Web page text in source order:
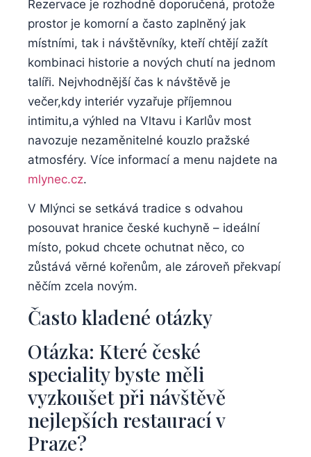
Rezervace je rozhodně doporučená,‌ protože
prostor je‍ komorní a často zaplněný jak
⁤místními, ⁢tak i‌ návštěvníky, ⁣kteří chtějí zažít
‍kombinaci historie a nových chutí na ⁤jednom
talíři. Nejvhodnější čas k návštěvě je‍
večer,kdy interiér vyzařuje ‌příjemnou
intimitu,a výhled na Vltavu i Karlův⁢ most‌
navozuje nezaměnitelné kouzlo ⁣pražské
⁢atmosféry. Více​ informací ​a menu najdete na‌
mlynec.cz.
V Mlýnci ‍se setkává tradice s odvahou
⁣posouvat hranice české⁣ kuchyně⁤ – ideální​
místo, pokud chcete ochutnat‍ něco, co
zůstává věrné kořenům, ale zároveň překvapí
něčím zcela novým. ​
Často kladené otázky
Otázka: ⁢Které české
speciality byste⁤ měli
vyzkoušet při⁣ návštěvě
nejlepších ⁣restaurací v
Praze?